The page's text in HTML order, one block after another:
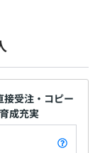
の日の作業内
ーからの技術的
ています。
接受注・コピー
成充実